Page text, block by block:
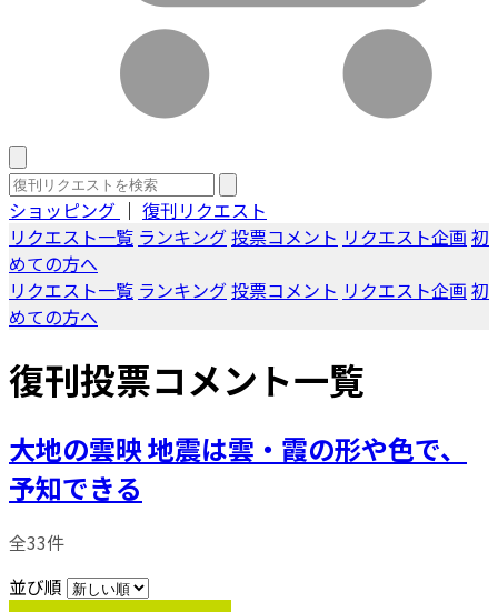
ショッピング ｜ 復刊リクエスト
リクエスト一覧 ランキング投票コメント リクエスト企画 初
めての方へ
リクエスト一覧 ランキング投票コメント リクエスト企画 初
めての方へ
復刊投票コメント一覧
大地の雲映 地震は雲・霞の形や色で、
予知できる
全33件
並び順